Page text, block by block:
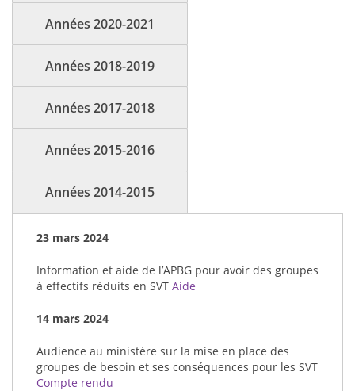
Années 2020-2021
Années 2018-2019
Années 2017-2018
Années 2015-2016
Années 2014-2015
23 mars 2024
Information et aide de l’APBG pour avoir des groupes
à effectifs réduits en SVT Aide
14 mars 2024
Audience au ministère sur la mise en place des
groupes de besoin et ses conséquences pour les SVT
Compte rendu